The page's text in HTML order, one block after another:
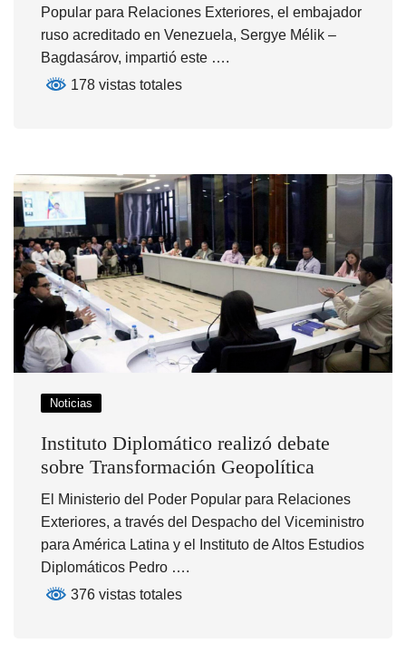
Popular para Relaciones Exteriores, el embajador
ruso acreditado en Venezuela, Sergye Mélik –
Bagdasárov, impartió este ….
178 vistas totales
Noticias
Instituto Diplomático realizó debate
sobre Transformación Geopolítica
El Ministerio del Poder Popular para Relaciones
Exteriores, a través del Despacho del Viceministro
para América Latina y el Instituto de Altos Estudios
Diplomáticos Pedro ….
376 vistas totales